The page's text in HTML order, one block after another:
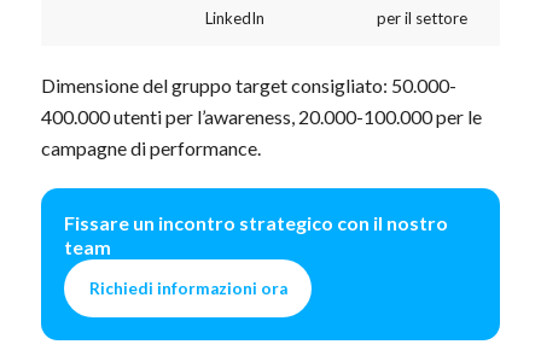
LinkedIn
per il settore
Dimensione del gruppo target consigliato: 50.000-
400.000 utenti per l’awareness, 20.000-100.000 per le
campagne di performance.
Fissare un incontro strategico con il nostro
team
Richiedi informazioni ora